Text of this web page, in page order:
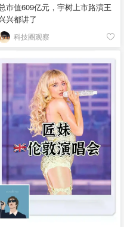
市值609亿元，宇树上市路演王
兴都讲了
科技圈观察